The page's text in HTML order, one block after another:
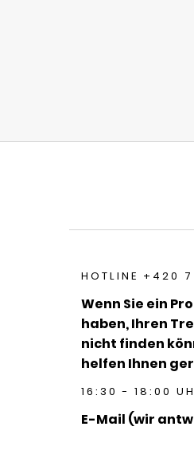
HOTLINE +420
Wenn Sie ein
haben, Ihren
nicht finden
helfen Ihnen
16:30 - 18:00
E-Mail (wir